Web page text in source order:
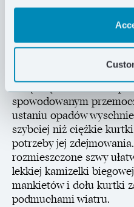
deszczu podczas
biegu lub jazdy na
wystarczającą ilość
termiczny, natomiast
wciąż będzie chroniła
spowodowanym
ustaniu opadów
szybciej niż ciężkie
potrzeby jej
rozmieszczone szwy
lekkiej kamizelki
mankietów i dołu kurtki
podmuchami wiatru.